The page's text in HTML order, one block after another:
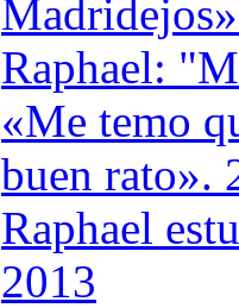
Raphael:
«Me temo
buen rato».
Raphael
2013